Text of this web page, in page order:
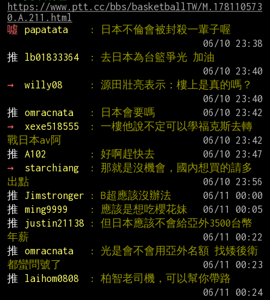
https://www.ptt.cc/bbs/basketballTW/M.178110573
0.A.211.html
噓
papatata
: 日本不倫會被封殺一輩子喔
推
lb01833364
: 去日本為台籃爭光 加油
→
willy08
: 源田壯亮表示：樓上是真的嗎？
推
omracnata : 日本會要嗎
→
xexe518555
: 一樓他說不定可以學福克斯去轉
戰日本av阿
推
A102 : 好啊趕快去
→
starchiang
: 那就是沒機會，國內想買的請多
出點
推
Jimstronger : B超應該沒辦法
推
ming9999 : 應該是想吃櫻花妹
推
justin21138
: 但日本應該不會給亞外3500台幣
年薪
推
omracnata
: 光是會不會用亞外名額 找矮後衛
都蠻問號了
推
laihom0808
: 柏智老司機，可以幫你帶路